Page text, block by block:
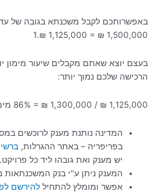
1,500,000 ₪ = 1,125,000 ₪.1
הרכישה שלכם נמוך יותר:
1,125,000 ₪ / 1,300,000 ₪ = 86% מימון.
המדינה נותנת מענק לרוכשים
בפריפריה – באתר ההגרלות,
יש מענק ואת גובהו ליד כל פרויקט.
המענק ניתן ע"י בנק
אפשר ומומלץ להתחיללהירשם